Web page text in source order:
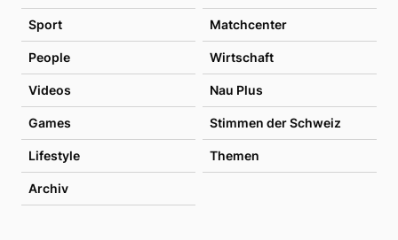
Sport Matchcenter
People Wirtschaft
Videos Nau Plus
Games Stimmen der Schweiz
Lifestyle Themen
Archiv